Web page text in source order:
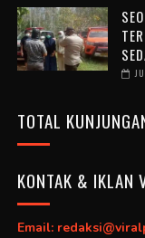
TOTAL
KONTAK & IKLAN
Email: